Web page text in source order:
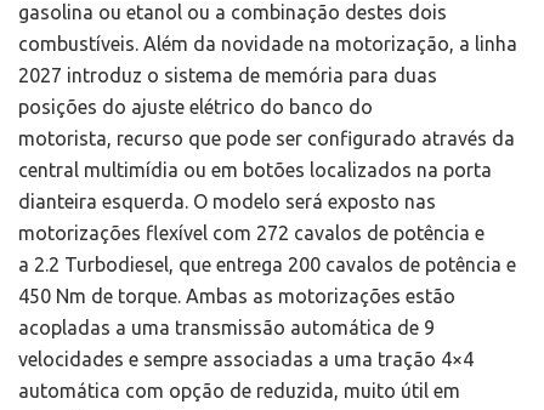
gasolina ou etanol ou a combinação destes dois
combustíveis. Além da novidade na motorização, a linha
2027 introduz o sistema de memória para duas
posições do ajuste elétrico do banco do
motorista, recurso que pode ser configurado através da
central multimídia ou em botões localizados na porta
dianteira esquerda. O modelo será exposto nas
motorizações flexível com 272 cavalos de potência e
a 2.2 Turbodiesel, que entrega 200 cavalos de potência e
450 Nm de torque. Ambas as motorizações estão
acopladas a uma transmissão automática de 9
velocidades e sempre associadas a uma tração 4×4
automática com opção de reduzida, muito útil em